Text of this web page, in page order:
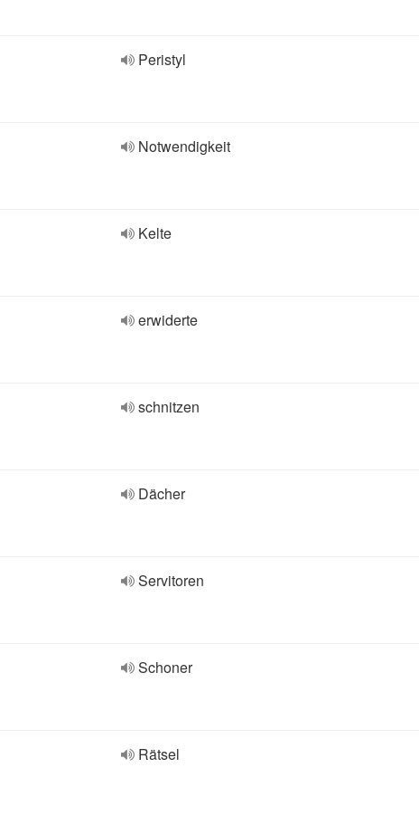
Peristyl
Notwendigkeit
Kelte
erwiderte
schnitzen
Dächer
Servitoren
Schoner
Rätsel